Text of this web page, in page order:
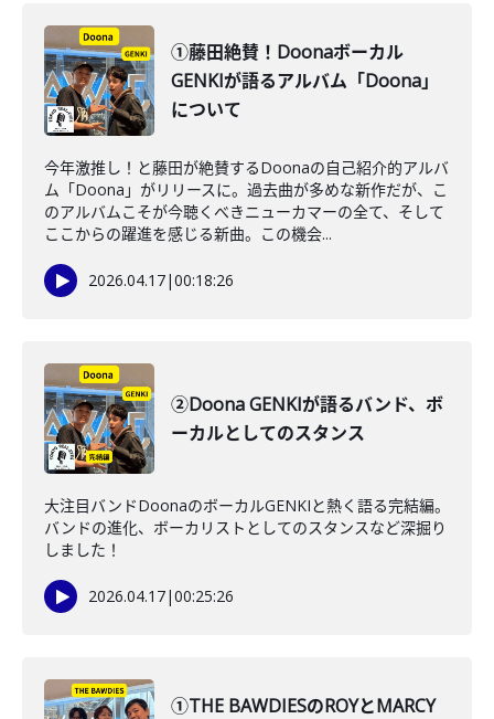
①藤田絶賛！Doonaボーカル
GENKIが語るアルバム「Doona」
について
今年激推し！と藤田が絶賛するDoonaの自己紹介的アルバ
ム「Doona」がリリースに。過去曲が多めな新作だが、こ
のアルバムこそが今聴くべきニューカマーの全て、そして
ここからの躍進を感じる新曲。この機会...
2026.04.17|00:18:26
②Doona GENKIが語るバンド、ボ
ーカルとしてのスタンス
大注目バンドDoonaのボーカルGENKIと熱く語る完結編。
バンドの進化、ボーカリストとしてのスタンスなど深掘り
しました！
2026.04.17|00:25:26
①THE BAWDIESのROYとMARCY